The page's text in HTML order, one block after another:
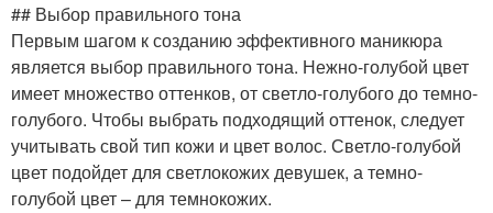
## Выбор правильного тона
Первым шагом к созданию эффективного маникюра
является выбор правильного тона. Нежно-голубой цвет
имеет множество оттенков, от светло-голубого до темно-
голубого. Чтобы выбрать подходящий оттенок, следует
учитывать свой тип кожи и цвет волос. Светло-голубой
цвет подойдет для светлокожих девушек, а темно-
голубой цвет – для темнокожих.